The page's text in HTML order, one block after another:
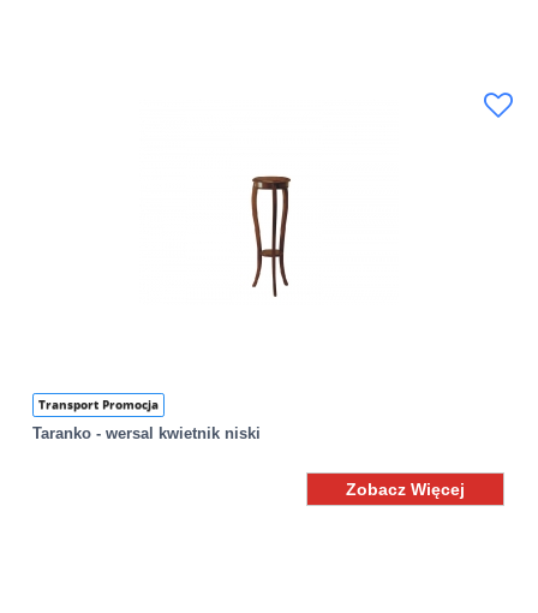
Transport Promocja
Taranko - wersal kwietnik niski
Zobacz Więcej